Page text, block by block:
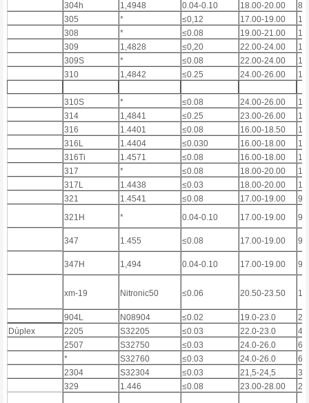
304h
1,4948 0.04-0.10 18.00-20.00
305
* ≤0,12 17.00-19.00
308
* ≤0.08 19.00-21.00
309
1,4828 ≤0,20 22.00-24.00
309S
* ≤0.08 22.00-24.00
310
1,4842 ≤0.25 24.00-26.00
310S * ≤0.08 24.00-26.00
314
1,4841 ≤0.25 23.00-26.00
316
1.4401 ≤0.08 16.00-18.50
316L
1.4404 ≤0.030 16.00-18.00
316Ti
1.4571 ≤0.08 16.00-18.00
317
* ≤0.08 18.00-20.00
317L
1.4438 ≤0.03 18.00-20.00
321
1.4541 ≤0.08 17.00-19.00
321H
* 0.04-0.10 17.00-19.00
347 1.455 ≤0.08 17.00-19.00
347H 1,494 0.04-0.10 17.00-19.00
xm-19 Nitronic50 ≤0.06 20.50-23.50
904L N08904 ≤0.02 19.0-23.0
Dúplex
2205 S32205 ≤0.03 22.0-23.0
2507
S32750 ≤0.03 24.0-26.0
*
S32760 ≤0.03 24.0-26.0
2304
S32304 ≤0.03 21,5-24,5
329
1.446 ≤0.08 23.00-28.00